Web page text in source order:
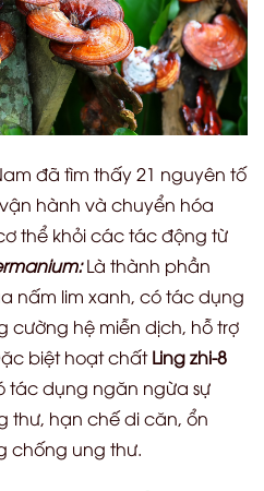
đã tìm thấy 21 nguyên tố
hành và chuyển hóa
thể khỏi các tác động từ
Là thành phần
nấm lim xanh, có tác dụng
cường hệ miễn dịch, hỗ trợ
biệt hoạt chấtLing zhi-8
tác dụng ngăn ngừa sự
thư, hạn chế di căn, ổn
chống ung thư.